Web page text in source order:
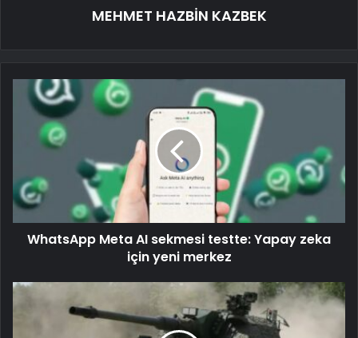
MEHMET HAZBİN KAZBEK
WhatsApp Meta AI sekmesi testte: Yapay zeka
için yeni merkez